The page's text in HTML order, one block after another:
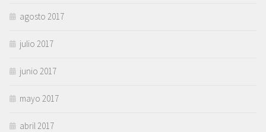
agosto 2017
julio 2017
junio 2017
mayo 2017
abril 2017